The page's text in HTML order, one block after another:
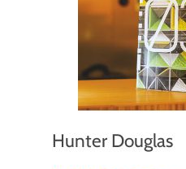
Hunter Douglas